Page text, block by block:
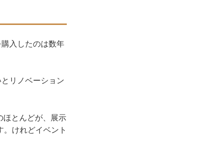
入したのは数年
リノベーション
ほとんどが、展示
けれどイベント